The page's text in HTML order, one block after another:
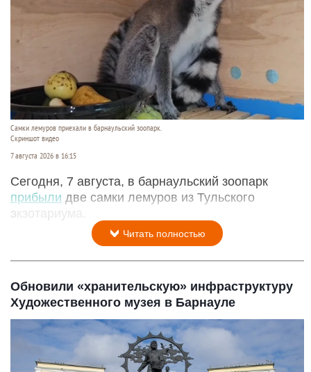
Самки лемуров приехали в барнаульский зоопарк.
Скриншот видео
7 августа 2026 в 16:15
Сегодня, 7 августа, в барнаульский зоопарк
прибыли две самки лемуров из Тульского
экзотариума.
Читать полностью
Обновили «хранительскую» инфраструктуру
Художественного музея в Барнауле